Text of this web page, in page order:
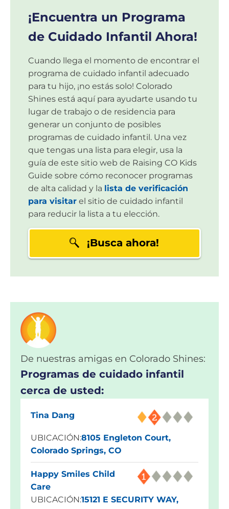
¡Encuentra un Programa
de Cuidado Infantil Ahora!
Cuando llega el momento de encontrar el
programa de cuidado infantil adecuado
para tu hijo, ¡no estás solo! Colorado
Shines está aquí para ayudarte usando tu
lugar de trabajo o de residencia para
generar un conjunto de posibles
programas de cuidado infantil. Una vez
que tengas una lista para elegir, usa la
guía de este sitio web de Raising CO Kids
Guide sobre cómo reconocer programas
de alta calidad y la lista de verificación
para visitar el sitio de cuidado infantil
para reducir la lista a tu elección.
¡Busca ahora!
De nuestras amigas en Colorado Shines:
Programas de cuidado infantil
cerca de usted:
Tina Dang
UBICACIÓN:8105 Engleton Court,
Colorado Springs, CO
Happy Smiles Child
Care
UBICACIÓN:15121 E SECURITY WAY,